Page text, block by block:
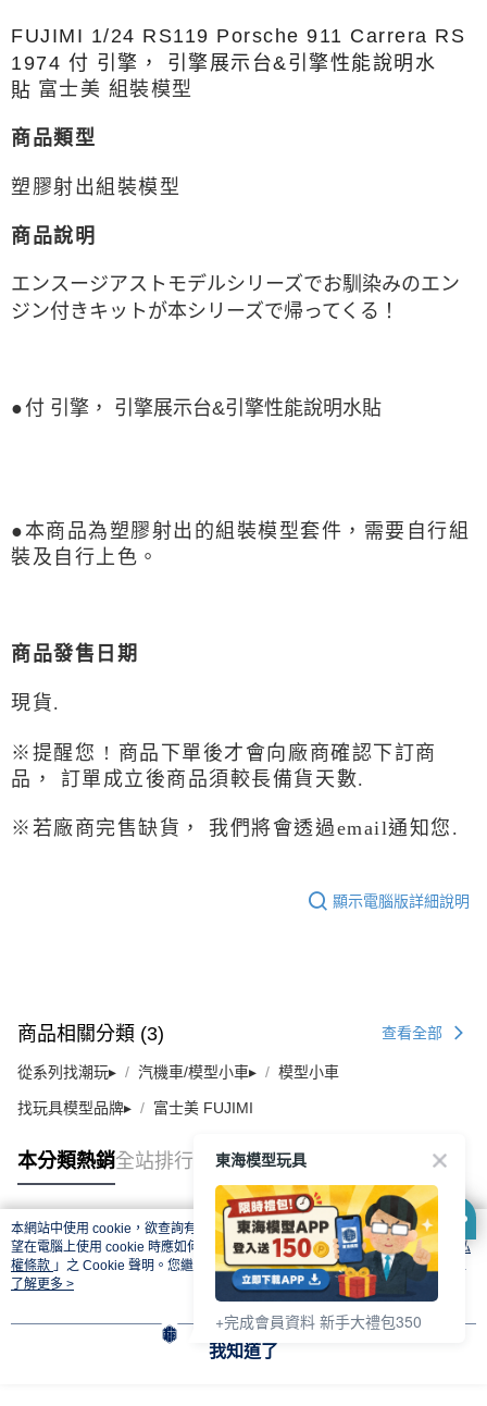
買賣價金債權讓與本公司後，依約使用本公司帳單繳交帳款。
2.基於同意付款使用「大哥付你分期」之契約關係目的，商店將以您的個人
資料（包含姓名、電話或地址）提供予台灣大哥大進項蒐集、處理及利用，
由本公司與您本人進行分期帳單所需資料之確認、核對及更正。
現貨-宅配
每筆NT$120，滿NT$3,000(含以上)免運費
現貨-宅配(離島)
東海門市自取，需自備購物袋取貨唷。
免運費
FUJIMI 1/24 RS119 Porsche 911 Carrera RS
1974 付 引擎， 引擎展示台&引擎性能說明水
貼 富士美 組裝模型
商品類型
塑膠射出組裝模型
商品說明
エンスージアストモデルシリーズでお馴染みのエン
ジン付きキットが本シリーズで帰ってくる！
●付 引擎， 引擎展示台&引擎性能說明水貼
●本商品為塑膠射出的組裝模型套件 ，需要自行組
裝及自行上色。
商品發售日期
現貨.
※提醒您 ! 商品下單後才會向廠商確認下訂商
品， 訂單成立後商品須較長備貨天數.
※若廠商完售缺貨， 我們將會透過email通知您.
顯示電腦版詳細說明
商品相關分類 (3) 查看全部
從系列找潮玩▸ 汽機車/模型小車▸ 模型小車
找玩具模型品牌▸ 富士美 FUJIMI
本分類熱銷全站排行
熱門標籤
本網站中使用 cookie，欲查詢有關本網站使用 cookie 方式之詳情，及若您不希
望在電腦上使用 cookie 時應如何變更電腦的 cookie 設定，請參閱本網站「
隱私
權條款 」之 Cookie 聲明。您繼續使用本網站即表示您同意本公司得按本網站使
用條款之 Cookie 聲明使用 cookie。
了解更多 >
我知道了
東海模型玩具
+完成會員資料 新手大禮包350